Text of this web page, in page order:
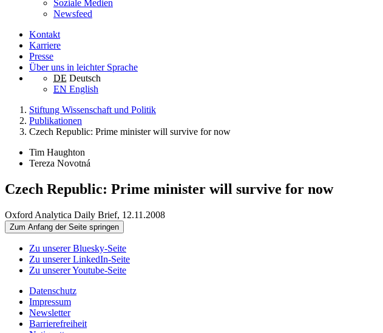
Soziale Medien
Newsfeed
Kontakt
Karriere
Presse
Über uns in leichter Sprache
DE Deutsch
EN English
Stiftung Wissenschaft und Politik
Publikationen
Czech Republic: Prime minister will survive for now
Tim Haughton
Tereza Novotná
Czech Republic: Prime minister will survive for now
Oxford Analytica Daily Brief, 12.11.2008
Zum Anfang der Seite springen
Zu unserer Bluesky-Seite
Zu unserer LinkedIn-Seite
Zu unserer Youtube-Seite
Datenschutz
Impressum
Newsletter
Barrierefreiheit